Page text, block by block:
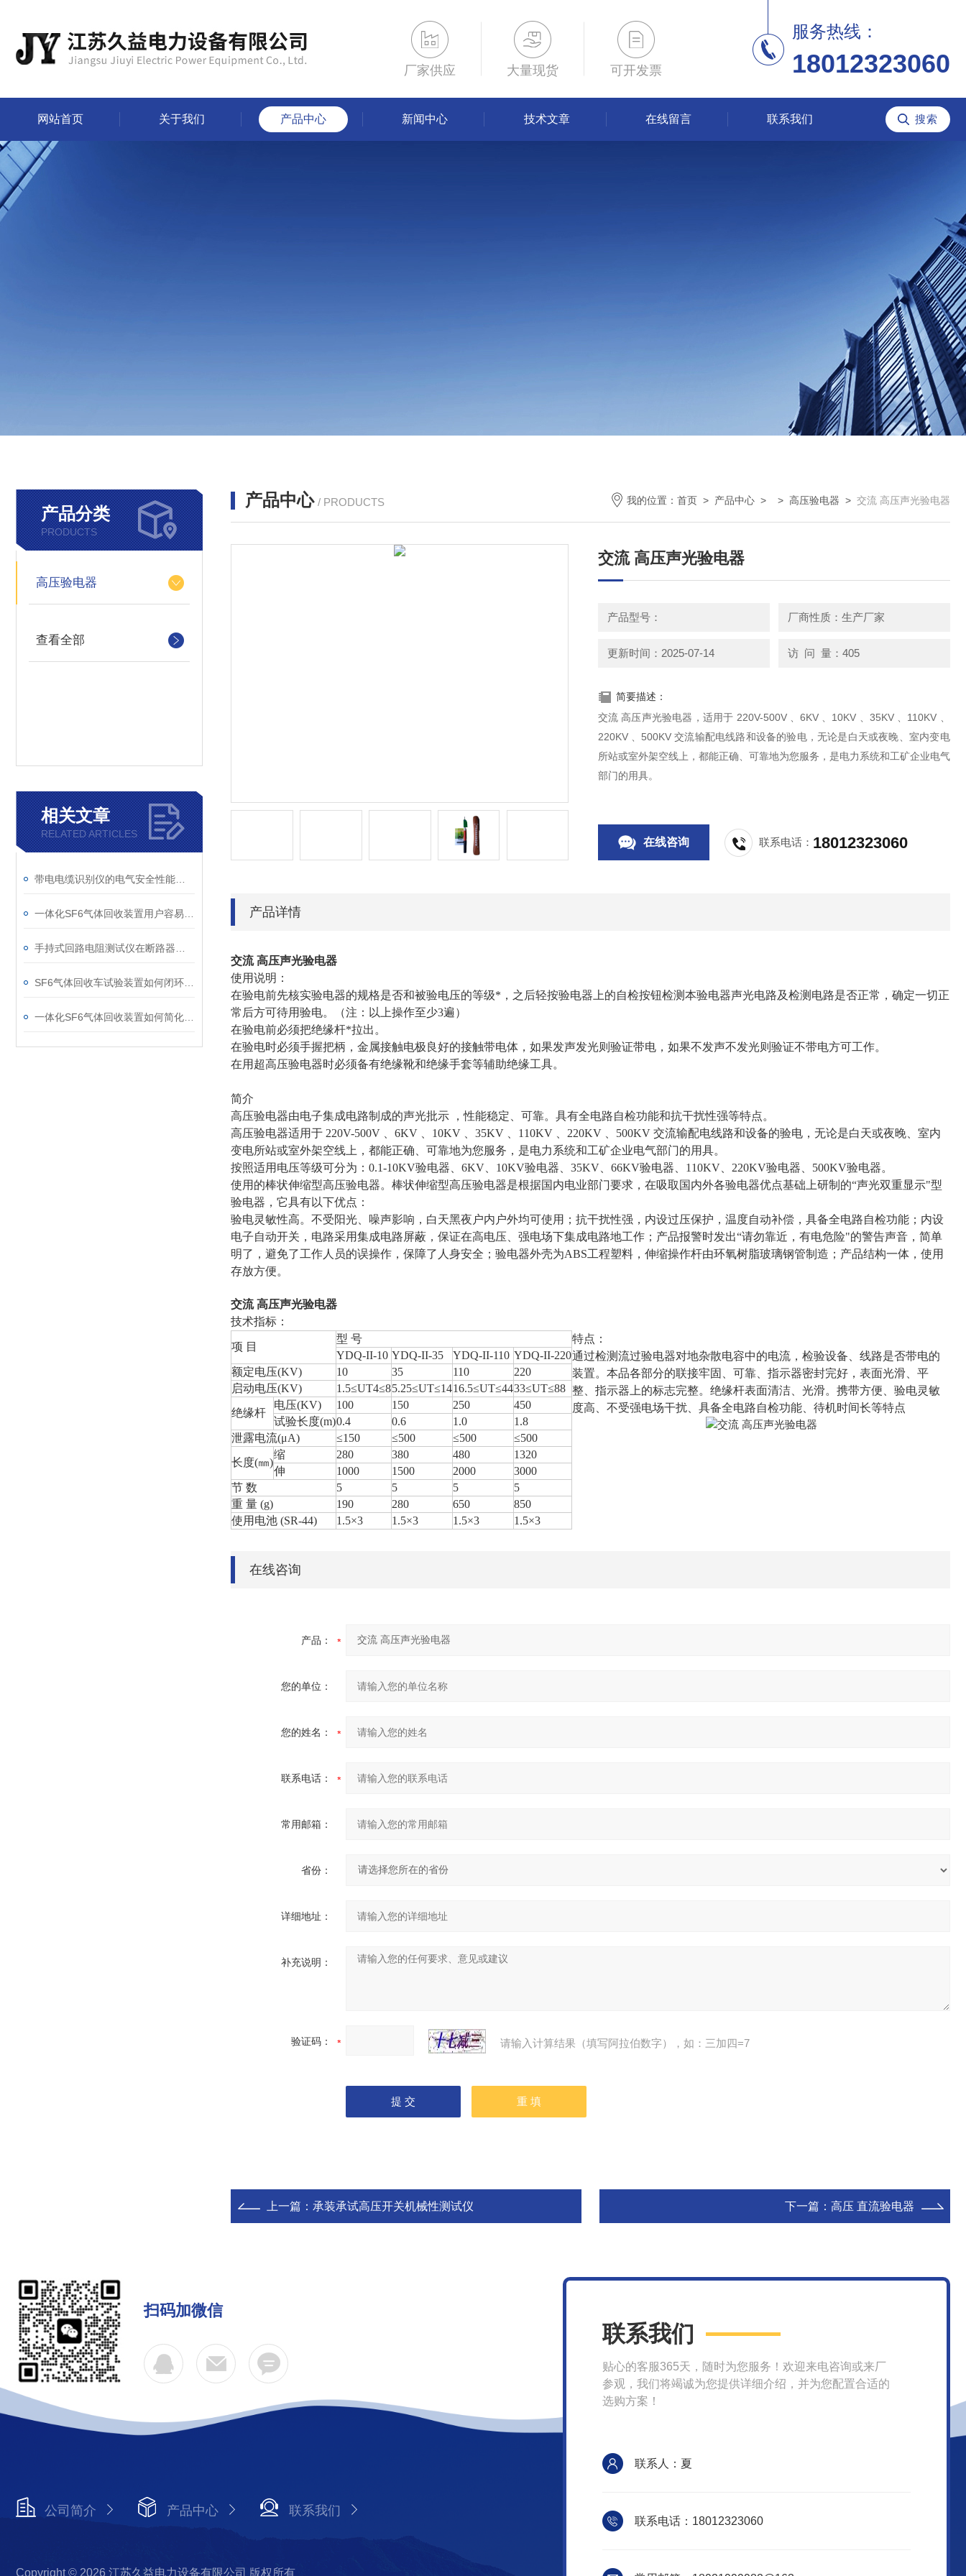
厂家供应 大量现货 可开发票
服务热线：
18012323060
网站首页 关于我们 产品中心 新闻中心 技术文章 在线留言 联系我们
产品分类
PRODUCTS
高压验电器
查看全部
相关文章
RELATED ARTICLES
产品中心 / PRODUCTS 我的位置： 首页 > 产品中心 > > 高压验电器 > 交流 高压声光验电器
交流 高压声光验电器
产品型号： 厂商性质：生产厂家
更新时间：2025-07-14 访 问 量：405
简要描述：
交流 高压声光验电器，适用于 220V-500V 、6KV 、10KV 、35KV 、110KV 、
220KV 、500KV 交流输配电线路和设备的验电，无论是白天或夜晚、室内变电
所站或室外架空线上，都能正确、可靠地为您服务，是电力系统和工矿企业电气
部门的用具。
在线咨询 联系电话： 18012323060
产品详情
交流 高压声光验电器
使用说明：
在验电前先核实验电器的规格是否和被验电压的等级* ，之后轻按验电器上的自检按钮检测本验电器声光电路及检测电路是否正常，确定一切正
常后方可待用验电。（注：以上操作至少3遍）
在验电前必须把绝缘杆*拉出。
在验电时必须手握把柄，金属接触电极良好的接触带电体，如果发声发光则验证带电，如果不发声不发光则验证不带电方可工作。
在用超高压验电器时必须备有绝缘靴和绝缘手套等辅助绝缘工具。
简介
高压验电器由电子集成电路制成的声光批示
，性能稳定、可靠。具有全电路自检功能和抗干扰性强等特点。
高压验电器适用于 220V-500V 6KV 10KV 35KV 110KV 220KV 500KV 交流输配电线路和设备的验电，无论是白天或夜晚、室内
变电所站或室外架空线上，都能正确、可靠地为您服务，是电力系统和工矿企业电气部门的用具。
按照适用电压等级可分为： 0.1-10KV验电器、 6KV 10KV验电器、 35KV 66KV验电器、 110KV 220KV验电器、 500KV验电器。
使用的棒状伸缩型高压验电器。棒状伸缩型高压验电器是根据国内电业部门要求，在吸取国内外各验电器优点基础上研制的“声光双重显示"型
验电器，它具有以下优点：
验电灵敏性高。不受阳光、噪声影响，白天黑夜户内户外均可使用；抗干扰性强，内设过压保护，温度自动补偿，具备全电路自检功能；内设
电子自动开关，电路采用集成电路屏蔽，保证在高电压、强电场下集成电路地工作；产品报警时发出“请勿靠近，有电危险"的警告声音，简单
明了，避免了工作人员的误操作，保障了人身安全；验电器外壳为ABS工程塑料，伸缩操作杆由环氧树脂玻璃钢管制造；产品结构一体，使用
存放方便。
交流 高压声光验电器
技术指标：
项 目
型 号
YDQ-II-10 YDQ-II-35 YDQ-II-110 YDQ-II-220
额定电压(KV) 10 35 110
220
启动电压(KV) 1.5≤UT4≤85.25≤UT≤1416.5≤UT≤4433≤UT≤88
绝缘杆
电压(KV) 100 150 250
450
试验长度(m)0.4 0.6 1.0
1.8
泄露电流(μA) ≤150 ≤500 ≤500
≤500
长度(㎜)
缩 280 380 480
1320
伸
1000 1500 2000
3000
节 数 5 5 5
5
重 量 (g) 190 280 650
850
使用电池 (SR-44) 1.5×3 1.5×3 1.5×3 1.5×3
特点：
通过检测流过验电器对地杂散电容中的电流，检验设备、线路是否带电的
装置。本品各部分的联接牢固、可靠、指示器密封完好，表面光滑、平
整、指示器上的标志完整。绝缘杆表面清洁、光滑。携带方便、验电灵敏
度高、不受强电场干扰、具备全电路自检功能、待机时间长等特点
在线咨询
产品：
您的单位：
您的姓名：
联系电话：
常用邮箱：
省份：
详细地址：
补充说明：
验证码： 请输入计算结果（填写阿拉伯数字），如：三加四=7
上一篇： 承装承试高压开关机械性测试仪 下一篇： 高压 直流验电器
扫码加微信
公司简介 产品中心 联系我们
Copyright © 2026 江苏久益电力设备有限公司 版权所有
联系我们
贴心的客服365天，随时为您服务！欢迎来电咨询或来厂
参观，我们将竭诚为您提供详细介绍，并为您配置合适的
选购方案！
联系人：夏
联系电话：18012323060